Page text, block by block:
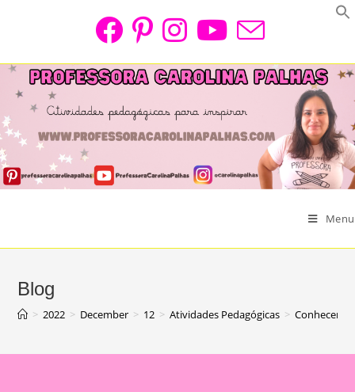
Menu
Blog
> 2022 > December > 12 > Atividades Pedagógicas >